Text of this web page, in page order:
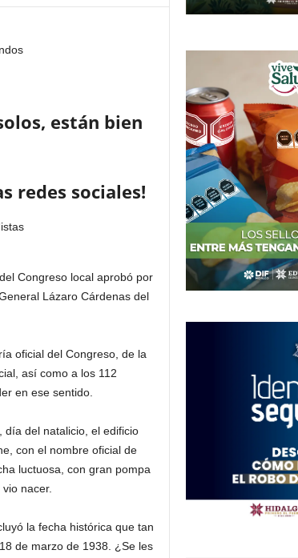
están bien
redes sociales!
Congreso local aprobó por
Lázaro Cárdenas del
oficial del Congreso, de la
así como a los 112
en ese sentido.
día del natalicio, el edificio
con el nombre oficial de
luctuosa, con gran pompa
nacer.
la fecha histórica que tan
de marzo de 1938. ¿Se les